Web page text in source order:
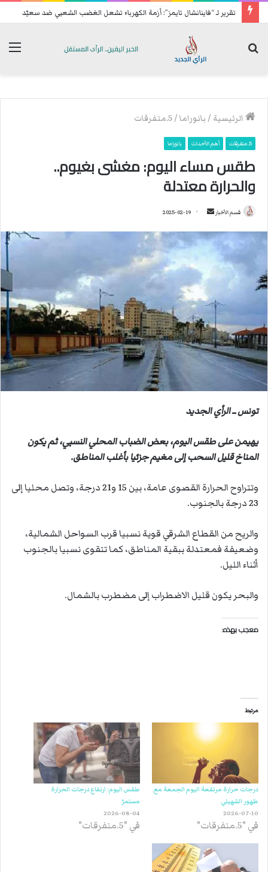
تقرير لـ “فاينانشال تايمز”: أزمة الكهرباء تشعل الغضب الشعبي ضد سعيّد
الرئيسية /بانوراما/5.متفرقات
5.متفرقات أهم الأحداث بانوراما
طقس مساء اليوم: مغشى بغيوم..
والحرارة معتدلة
قسم الأخبار
س
ي
ا
إ
ل
و
ي
ا
2025-02-19
تونس ــ الرأي الجديد
يهيمن على طقس اليوم، بعض الضباب المحلي النسبي، ثم يكون
المناخ قليل السحب إلى مغيم جزئيا بأغلب المناطق.
وتتراوح الحرارة القصوى عامة، بين 15 و21 درجة، وتصل محليا إلى
23 درجة بالجنوب.
والريح من القطاع الشرقي قوية نسبيا قرب السواحل الشمالية،
وضعيفة فمعتدلة ببقية المناطق، كما تتقوى نسبيا بالجنوب
أثناء الليل.
والبحر يكون قليل الاضطراب إلى مضطرب بالشمال.
معجب بهذه:
مرتبط
درجات حرارة مرتفعة اليوم الجمعة مع
ظهور الشهيلي
2026-07-10
في "5.متفرقات"
طقس اليوم: ارتفاع درجات الحرارة
مستمرّ
2026-08-04
في "5.متفرقات"